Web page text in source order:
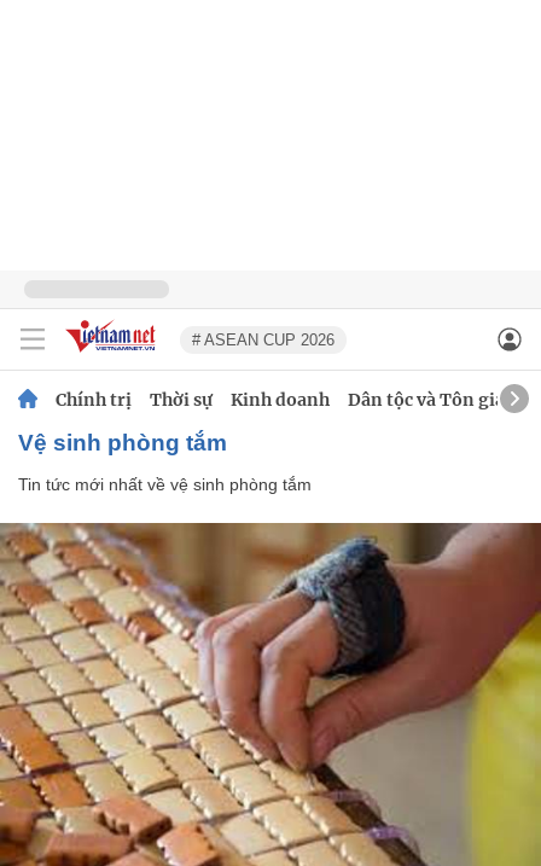
# ASEAN CUP 2026
Chính trị Thời sự Kinh doanh Dân tộc và Tôn giáo
vệ sinh phòng tắm
Tin tức mới nhất về vệ sinh phòng tắm